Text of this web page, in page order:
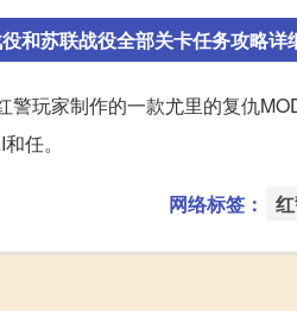
和苏联战役全部关卡任务攻略详
警玩家制作的一款尤里的复仇
任。
网络标签：